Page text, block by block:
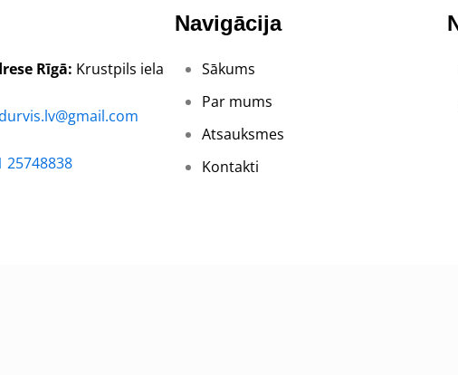
Rīgā: Krustpils iela
25748838
Navigācija
Sākums
Par mums
Atsauksmes
Kontakti